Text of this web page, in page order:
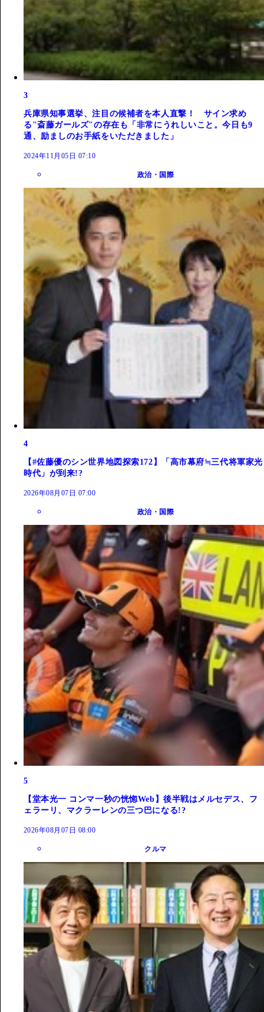
3
兵庫県知事選挙、注目の候補者を本人直撃！ サイン求め
る"斎藤ガールズ"の存在も「非常にうれしいこと。今日も9
通、励ましのお手紙をいただきました」
2024年11月05日 07:10
政治・国際
4
【#佐藤優のシン世界地図探索172】「高市幕府≒三代将軍家光
時代」が到来!?
2026年08月07日 07:00
政治・国際
5
【堂本光一 コンマ一秒の恍惚Web】後半戦はメルセデス、フ
ェラーリ、マクラーレンの三つ巴になる!?
2026年08月07日 08:00
クルマ